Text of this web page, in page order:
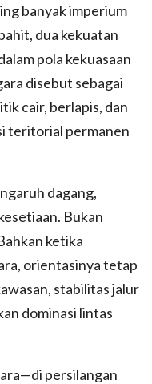
banyak imperium
dua kekuatan
pola kekuasaan
disebut sebagai
cair, berlapis, dan
teritorial permanen
dagang,
Bukan
ketika
orientasinya tetap
stabilitas jalur
dominasi lintas
persilangan